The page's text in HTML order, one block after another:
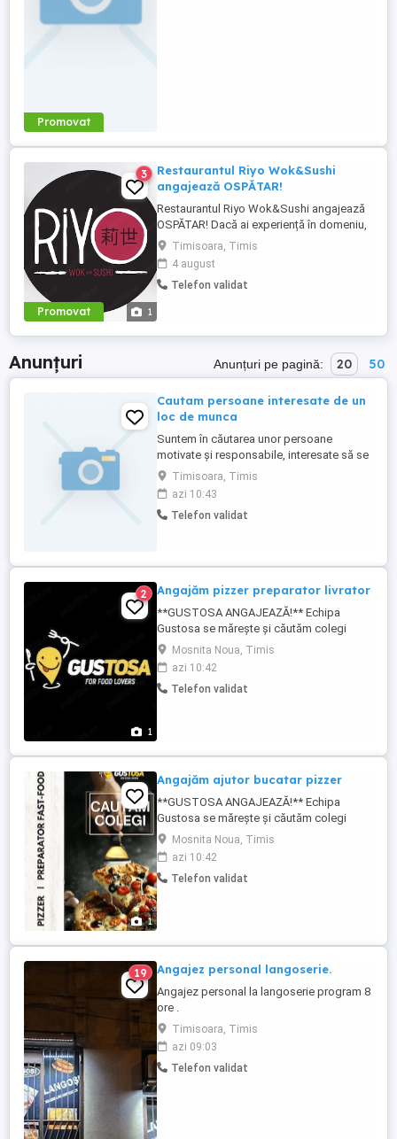
Promovat
Promovat 1
3
Restaurantul Riyo Wok&Sushi
angajează OSPĂTAR!
Restaurantul Riyo Wok&Sushi angajează
OSPĂTAR! Dacă ai experiență în domeniu,
ești energic(ă), amabil(ă) și îți place să
lucrezi cu oamenii, te așteptăm în echipa
Riyo! Cerințe: * Experiență ca ospătar *
Cunoașterea limbii engleze (nivel
Timisoara, Timis
4 august
Telefon validat
Anunțuri Anunțuri pe pagină: 20 50
Cautam persoane interesate de un
loc de munca
Suntem în căutarea unor persoane
motivate și responsabile, interesate să se
alăture echipei noastre într-un mediu
profesional dinamic. Candidatul ideal
trebuie să fie orientat către rezultate, să
demonstreze abilități bune de comunicare
Timisoara, Timis
azi 10:43
Telefon validat
1
2 Angajăm pizzer preparator livrator
**GUSTOSA ANGAJEAZĂ!** Echipa
Gustosa se mărește și căutăm colegi
serioși și dornici de muncă pentru
următoarele posturi: Pizzer Ajutor bucătar
Livrator Program:2 zile lucrate 2 zile libere
(2 cu 2) Cerințe: * Seriozitate și
Mosnita Noua, Timis
azi 10:42
Telefon validat
1
Angajăm ajutor bucatar pizzer
**GUSTOSA ANGAJEAZĂ!** Echipa
Gustosa se mărește și căutăm colegi
serioși și dornici de muncă pentru
următoarele posturi: Pizzer Ajutor bucătar
Program:2 zile lucrate 2 zile libere (2 cu 2)
Cerințe: * Seriozitate și responsabilitate; *
Mosnita Noua, Timis
azi 10:42
Telefon validat
19 Angajez personal langoserie.
Angajez personal la langoserie program 8
ore .
Timisoara, Timis
azi 09:03
Telefon validat